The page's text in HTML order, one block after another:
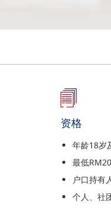
资格
年龄18岁
最低
户口持有
个人、社